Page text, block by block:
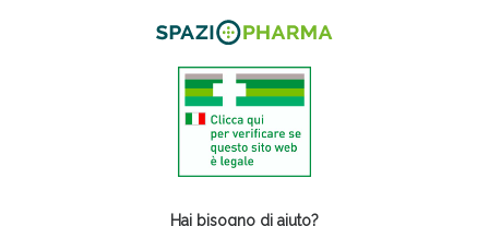
Hai bisogno di aiuto?